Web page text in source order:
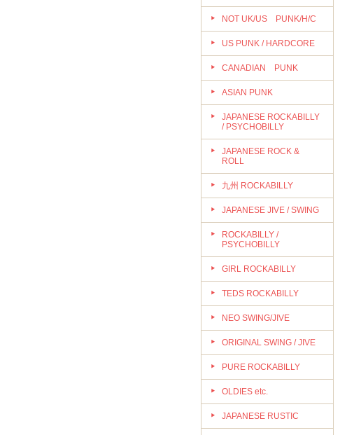
NOT UK/US PUNK/H/C
US PUNK / HARDCORE
CANADIAN PUNK
ASIAN PUNK
JAPANESE ROCKABILLY
/ PSYCHOBILLY
JAPANESE ROCK &
ROLL
九州 ROCKABILLY
JAPANESE JIVE / SWING
ROCKABILLY /
PSYCHOBILLY
GIRL ROCKABILLY
TEDS ROCKABILLY
NEO SWING/JIVE
ORIGINAL SWING / JIVE
PURE ROCKABILLY
OLDIES etc.
JAPANESE RUSTIC